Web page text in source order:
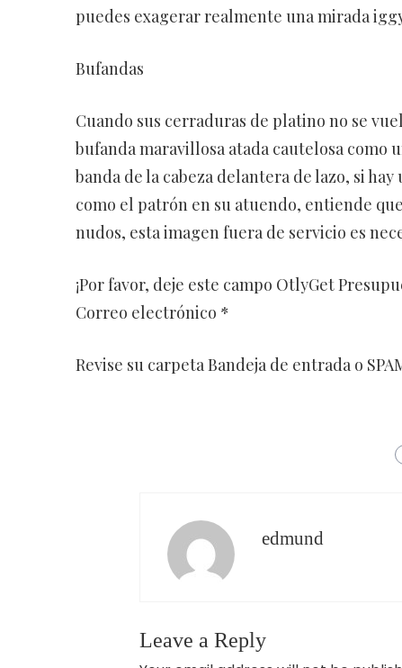
puedes exagerar realmente una mirada
Bufandas
Cuando sus cerraduras de platino no se
bufanda maravillosa atada cautelosa como
banda de la cabeza delantera de lazo, si
como el patrón en su atuendo, entiende
nudos, esta imagen fuera de servicio es
¡Por favor, deje este campo OtlyGet
Correo electrónico *
Revise su carpeta Bandeja de entrada o
edmund
Leave a Reply